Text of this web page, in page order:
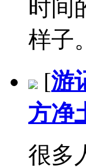
时间
样子
[游
方净
很多